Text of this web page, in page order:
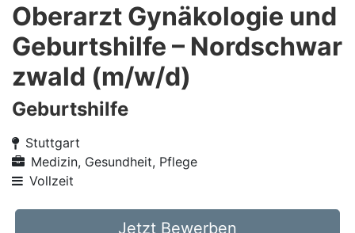
Oberarzt Gynäkologie und
Geburtshilfe – Nordschwar
zwald (m/w/d)
Geburtshilfe
Stuttgart
Medizin, Gesundheit, Pflege
Vollzeit
Jetzt Bewerben